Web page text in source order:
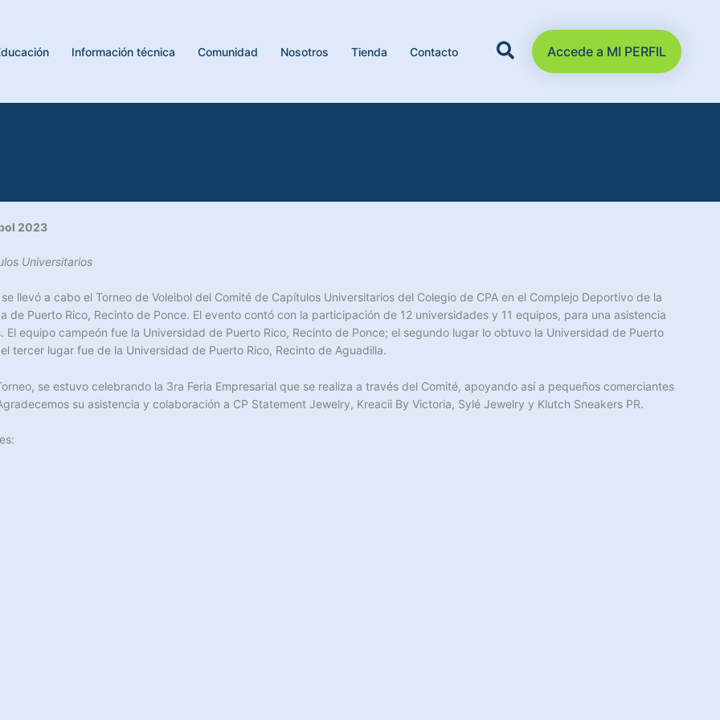
Información técnica Comunidad Nosotros Tienda Contacto Accede a MI PERFIL
2023
Universitarios
llevó a cabo el Torneo de Voleibol del Comité de Capítulos Universitarios del Colegio de CPA en el Complejo Deportivo de la
de Puerto Rico, Recinto de Ponce. El evento contó con la participación de 12 universidades y 11 equipos, para una asistencia
El equipo campeón fue la Universidad de Puerto Rico, Recinto de Ponce; el segundo lugar lo obtuvo la Universidad de Puerto
tercer lugar fue de la Universidad de Puerto Rico, Recinto de Aguadilla.
se estuvo celebrando la 3ra Feria Empresarial que se realiza a través del Comité, apoyando así a pequeños comerciantes
su asistencia y colaboración a CP Statement Jewelry, Kreacii By Victoria, Sylé Jewelry y Klutch Sneakers PR.